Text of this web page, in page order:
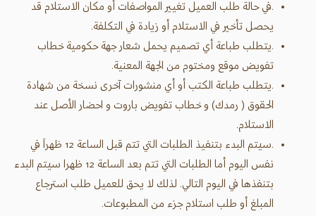
.في حالة طلب العميل تغيير المواصفات أو مكان الاستلام قد
يحصل تأخير في الاستلام أو زيادة في التكلفة.
.يتطلب طباعة أي تصميم يحمل شعار جهة حكومية خطاب
تفويض موقع ومختوم من الجهة المعنية.
.يتطلب طباعة الكتب أو أي منشورات آخرى نسخة من شهادة
الحقوق ( رمدك) و خطاب تفويض باروت و احضار الأصل عند
الاستلام.
.سيتم البدء بتنفيذ الطلبات التي تتم قبل الساعة 12 ظهراَ في
نفس اليوم أما الطلبات التي تتم بعد الساعة 12 ظهرا سيتم البدء
بتنفذها في اليوم التالي. لذلك لا يحق للعميل طلب استرجاع
المبلغ أو طلب استلام جزء من المطبوعات.